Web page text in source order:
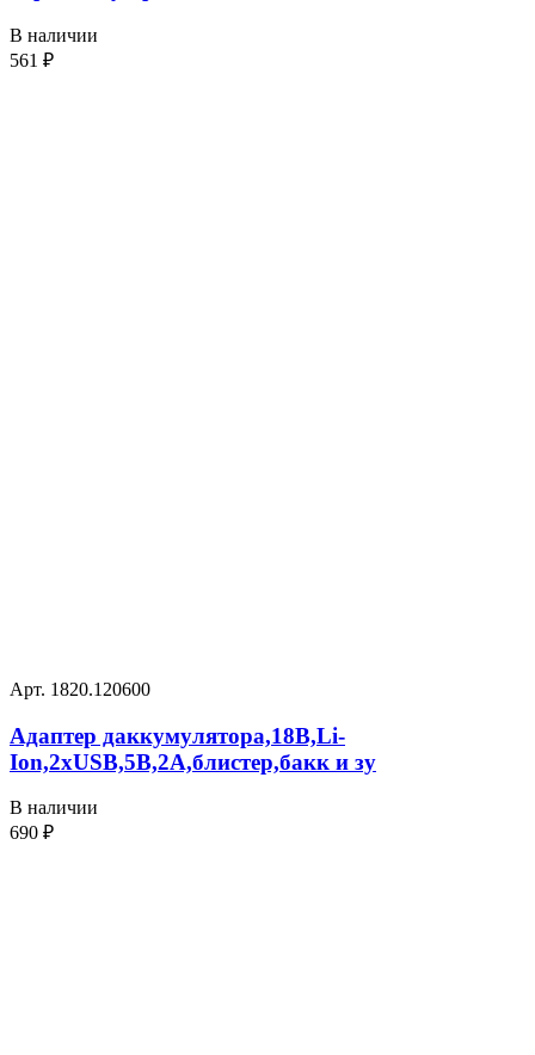
В наличии
561 ₽
Арт. 1820.120600
Адаптер даккумулятора,18В,Li-
Ion,2хUSB,5В,2А,блистер,бакк и зу
В наличии
690 ₽